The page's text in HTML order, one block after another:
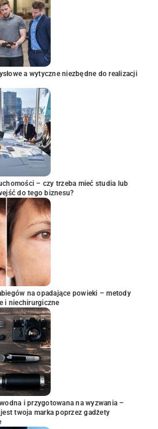
a wytyczne niezbędne do realizacji
– czy trzeba mieć studia lub
do tego biznesu?
na opadające powieki – metody
i niechirurgiczne
i przygotowana na wyzwania –
twoja marka poprzez gadżety